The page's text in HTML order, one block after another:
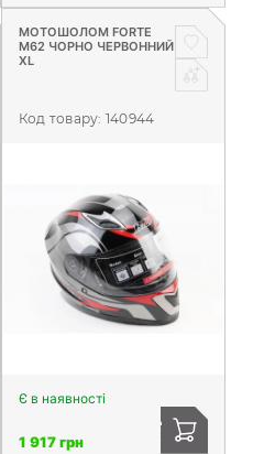
МОТОШОЛОМ FORTE
М62 ЧОРНО ЧЕРВОННИЙ
XL
Код товару: 140944
Є в наявності
1 917 грн